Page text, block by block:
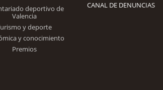
deportivo de
Valencia
y deporte
y conocimiento
Premios
CANAL DE DENUNCIAS